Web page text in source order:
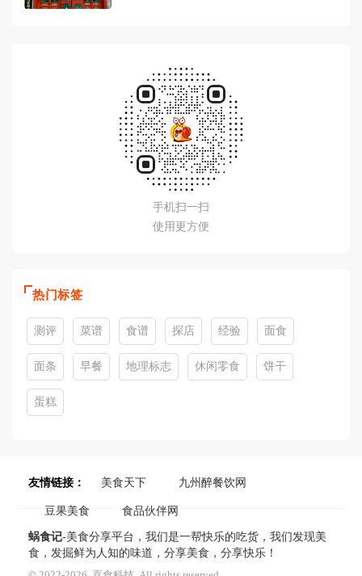
手机扫一扫
使用更方便
热门标签
测评 菜谱 食谱 探店 经验 面食
面条 早餐 地理标志 休闲零食 饼干
蛋糕
友情链接： 美食天下 九州醉餐饮网
豆果美食 食品伙伴网
蜗食记-美食分享平台，我们是一帮快乐的吃货，我们发现美
食，发掘鲜为人知的味道，分享美食，分享快乐！